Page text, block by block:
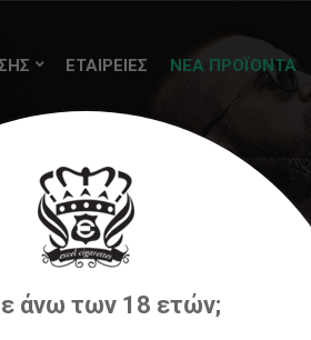
ΕΤΑΙΡΕΙΕΣ ΝΕΑ ΠΡΟΪΟΝΤΑ
άνω των 18 ετών;